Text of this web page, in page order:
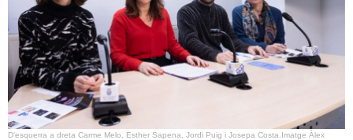
D'esquerra a dreta Carme Melo, Esther Sapena, Jordi Puig i Josepa Costa.Imatge Àlex